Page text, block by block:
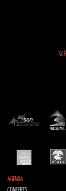
AGENDA